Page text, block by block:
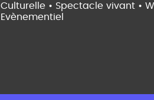
Culturelle • Spectacle vivant •
Evènementiel